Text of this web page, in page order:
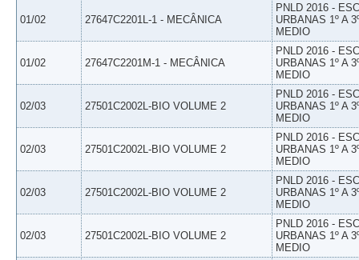
01/02 27647C2201L-1 - MECÂNICA
PNLD 2016 -
URBANAS 1º A
MEDIO
01/02 27647C2201M-1 - MECÂNICA
PNLD 2016 -
URBANAS 1º A
MEDIO
02/03 27501C2002L-BIO VOLUME 2
PNLD 2016 -
URBANAS 1º A
MEDIO
02/03 27501C2002L-BIO VOLUME 2
PNLD 2016 -
URBANAS 1º A
MEDIO
02/03 27501C2002L-BIO VOLUME 2
PNLD 2016 -
URBANAS 1º A
MEDIO
02/03 27501C2002L-BIO VOLUME 2
PNLD 2016 -
URBANAS 1º A
MEDIO